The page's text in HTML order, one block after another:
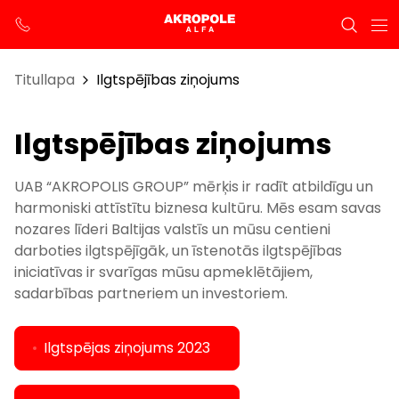
Titullapa Ilgtspējības ziņojums
Ilgtspējības ziņojums
UAB “AKROPOLIS GROUP” mērķis ir radīt atbildīgu un
harmoniski attīstītu biznesa kultūru. Mēs esam savas
nozares līderi Baltijas valstīs un mūsu centieni
darboties ilgtspējīgāk, un īstenotās ilgtspējības
iniciatīvas ir svarīgas mūsu apmeklētājiem,
sadarbības partneriem un investoriem.
Ilgtspējas ziņojums 2023